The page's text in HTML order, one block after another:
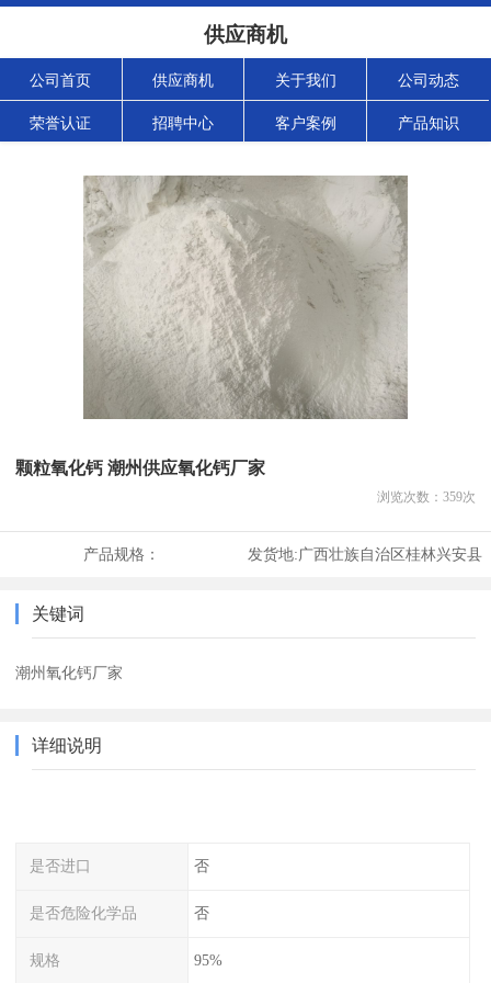
供应商机
公司首页 供应商机 关于我们 公司动态
荣誉认证 招聘中心 客户案例 产品知识
颗粒氧化钙 潮州供应氧化钙厂家
浏览次数： 359次
产品规格： 发货地:广西壮族自治区桂林兴安县
关键词
潮州氧化钙厂家
详细说明
是否进口 否
是否危险化学品 否
规格 95%